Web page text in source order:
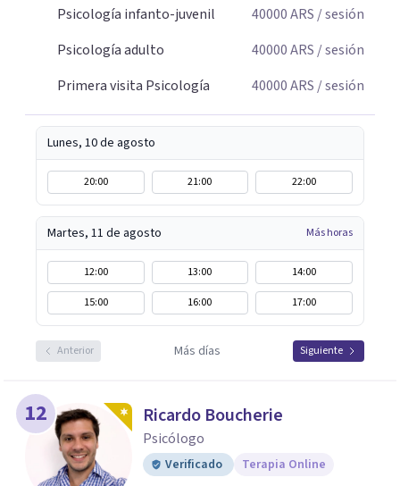
Psicología infanto-juvenil
40000ARS / sesión
Psicología adulto
40000ARS / sesión
Primera visita Psicología
40000ARS / sesión
Lunes, 10 de agosto
20:00 21:00 22:00
Martes, 11 de agosto Más horas
12:00 13:00
14:00
15:00
16:00 17:00
Anterior Más días Siguiente
12 Ricardo Boucherie
Psicólogo
Verificado Terapia Online